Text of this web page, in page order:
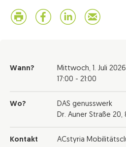
Wann? Mittwoch, 1. Juli 2026
17:00 - 21:00
Wo?
DAS genusswerk
Dr. Auner Straße 20,
Kontakt ACstyria